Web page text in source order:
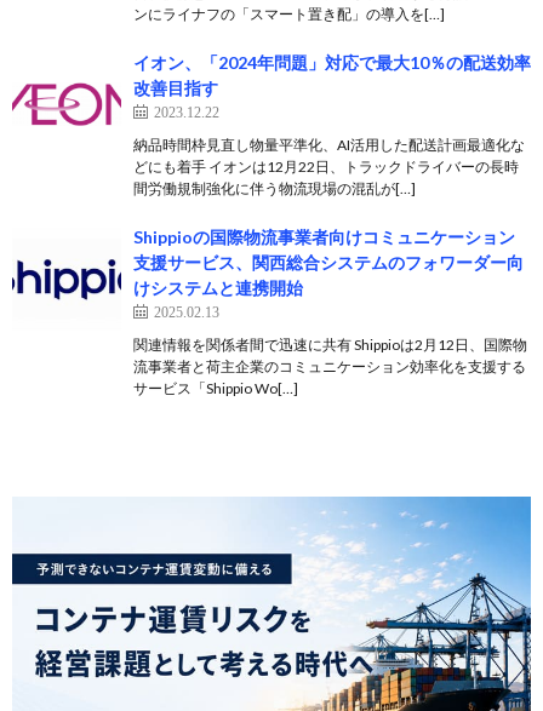
ンにライナフの「スマート置き配」の導入を[…]
イオン、「2024年問題」対応で最大10％の配送効率
改善目指す
2023.12.22
納品時間枠見直し物量平準化、AI活用した配送計画最適化な
どにも着手 イオンは12月22日、トラックドライバーの長時
間労働規制強化に伴う物流現場の混乱が[…]
Shippioの国際物流事業者向けコミュニケーション
支援サービス、関西総合システムのフォワーダー向
けシステムと連携開始
2025.02.13
関連情報を関係者間で迅速に共有 Shippioは2月12日、国際物
流事業者と荷主企業のコミュニケーション効率化を支援する
サービス「Shippio Wo[…]